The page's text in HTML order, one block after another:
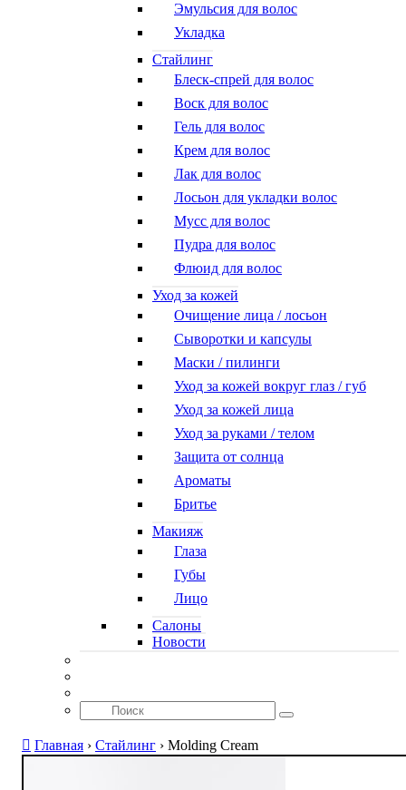
Эмульсия для волос
Укладка
Стайлинг
Блеск-спрей для волос
Воск для волос
Гель для волос
Крем для волос
Лак для волос
Лосьон для укладки волос
Мусс для волос
Пудра для волос
Флюид для волос
Уход за кожей
Очищение лица / лосьон
Сыворотки и капсулы
Маски / пилинги
Уход за кожей вокруг глаз / губ
Уход за кожей лица
Уход за руками / телом
Защита от солнца
Ароматы
Бритье
Макияж
Глаза
Губы
Лицо
Салоны
Новости
Главная › Стайлинг › Molding Cream